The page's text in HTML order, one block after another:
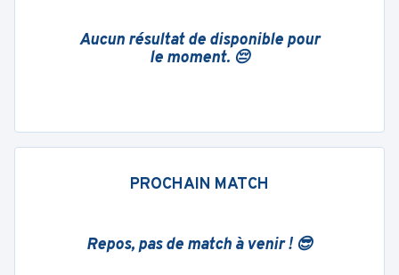
Aucun résultat de disponible pour
le moment. 😔
PROCHAIN MATCH
Repos, pas de match à venir ! 😎